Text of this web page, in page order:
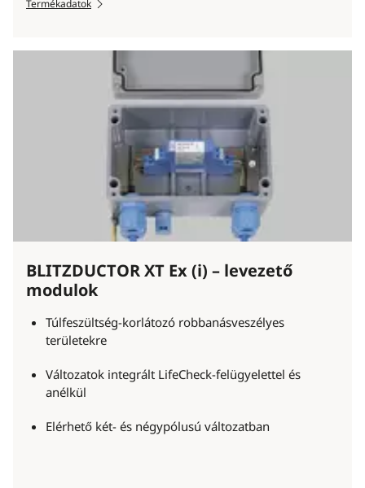
Termékadatok
BLITZDUCTOR XT Ex (i) – levezető
modulok
Túlfeszültség-korlátozó robbanásveszélyes
területekre
Változatok integrált LifeCheck-felügyelettel és
anélkül
Elérhető két- és négypólusú változatban